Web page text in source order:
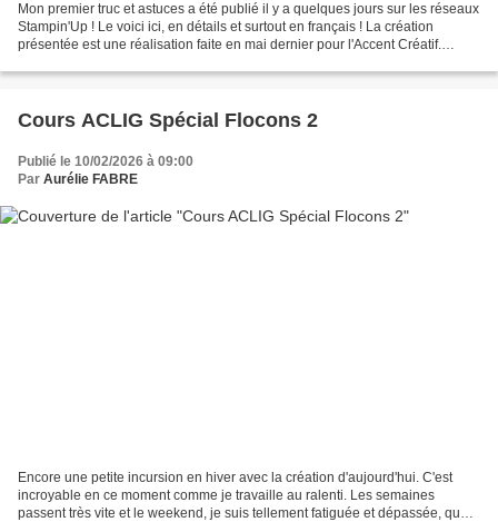
Mon premier truc et astuces a été publié il y a quelques jours sur les réseaux
Stampin'Up ! Le voici ici, en détails et surtout en français ! La création
présentée est une réalisation faite en mai dernier pour l'Accent Créatif.
Cours ACLIG Spécial Flocons 2
Publié le 10/02/2026 à 09:00
Par Aurélie FABRE
Encore une petite incursion en hiver avec la création d'aujourd'hui. C'est
incroyable en ce moment comme je travaille au ralenti. Les semaines
passent très vite et le weekend, je suis tellement fatiguée et dépassée, que